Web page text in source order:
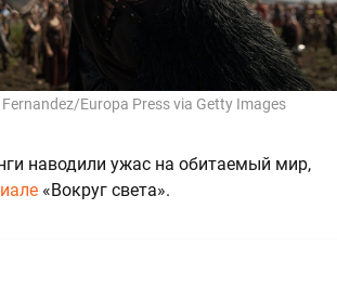
Fernandez/Europa Press via Getty Images
наводили ужас на обитаемый мир,
«Вокруг света».